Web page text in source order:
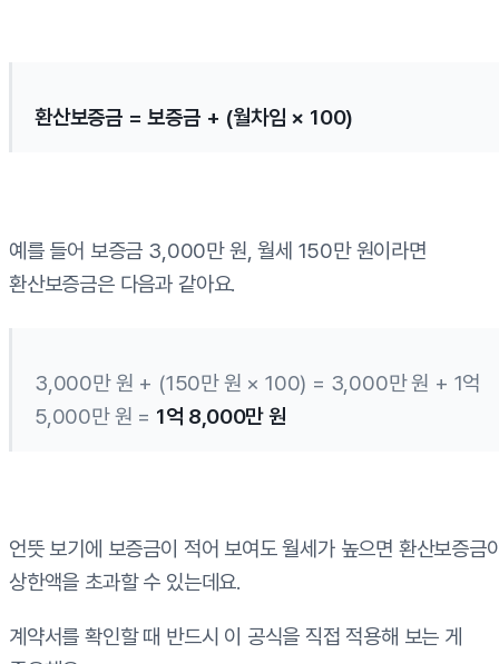
환산보증금 = 보증금 + (월차임 × 100)
예를 들어 보증금 3,000만 원, 월세 150만 원이라면
환산보증금은 다음과 같아요.
3,000만 원 + (150만 원 × 100) = 3,000만 원 + 1억
5,000만 원 = 1억 8,000만 원
언뜻 보기에 보증금이 적어 보여도 월세가 높으면 환산보증금
상한액을 초과할 수 있는데요.
계약서를 확인할 때 반드시 이 공식을 직접 적용해 보는 게